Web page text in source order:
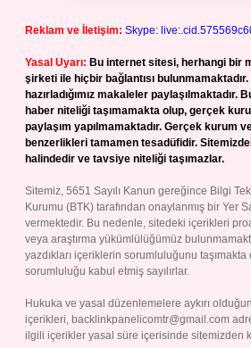
Reklam ve İletişim: Skype:
Yasal Uyarı: Bu internet sitesi, herhangi bir
şirketi ile hiçbir bağlantısı
hazırladığımız makaleler
haber niteliği taşımamakta olup, gerçek
paylaşım yapılmamaktadır. Gerçek kurum
benzerlikleri tamamen tesadüfidir.
halindedir ve tavsiye niteliği taşımazlar.
Sitemiz, 5651 Sayılı Kanun gereğince Bilgi
Kurumu (BTK) tarafından onaylanmış bir Yer
vermektedir. Bu nedenle, sitedeki içerikleri
veya araştırma yükümlülüğümüz
yazdıkları içeriklerin sorumluluğunu
sorumluluğu kabul etmiş sayılırlar.
Hukuka ve yasal düzenlemelere aykırı
içerikleri, backlinkpanelicomtr@gmail.com
ilgili içerikler yasal süre içerisinde sitemizden